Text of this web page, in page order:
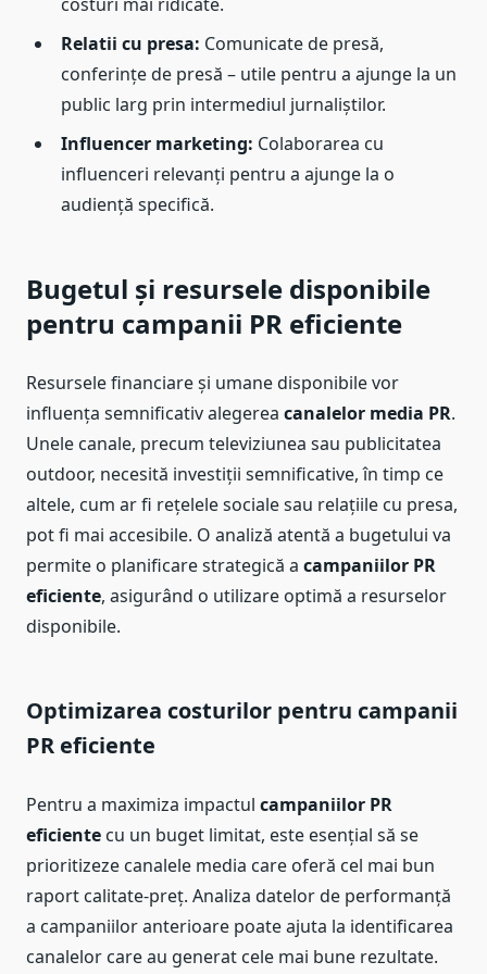
Relatii cu presa: Comunicate de presă,
conferințe de presă – utile pentru a ajunge la un
public larg prin intermediul jurnaliștilor.
Influencer marketing: Colaborarea cu
influenceri relevanți pentru a ajunge la o
audiență specifică.
Bugetul și resursele disponibile
pentru campanii PR eficiente
Resursele financiare și umane disponibile vor
influența semnificativ alegerea canalelor media PR.
Unele canale, precum televiziunea sau publicitatea
outdoor, necesită investiții semnificative, în timp ce
altele, cum ar fi rețelele sociale sau relațiile cu presa,
pot fi mai accesibile. O analiză atentă a bugetului va
permite o planificare strategică a campaniilor PR
eficiente, asigurând o utilizare optimă a resurselor
disponibile.
Optimizarea costurilor pentru campanii
PR eficiente
Pentru a maximiza impactul campaniilor PR
eficiente cu un buget limitat, este esențial să se
prioritizeze canalele media care oferă cel mai bun
raport calitate-preț. Analiza datelor de performanță
a campaniilor anterioare poate ajuta la identificarea
canalelor care au generat cele mai bune rezultate.